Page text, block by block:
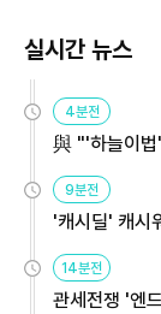
실시간 뉴스
4분전
與 "'하늘이법
9분전
'캐시딜' 캐시
14분전
관세전쟁 '엔